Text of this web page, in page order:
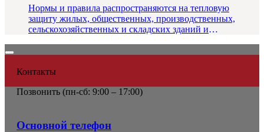
Нормы и правила распространяются на тепловую
защиту жилых, общественных, производственных,
сельскохозяйственных и складских зданий и
Контакты
Позвонить (пн-сб: 9:00 – 17:00)
Основной телефон